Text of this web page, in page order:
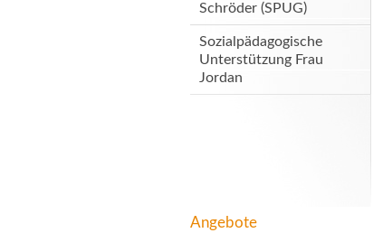
Schröder (SPUG)
Sozialpädagogische
Unterstützung Frau
Jordan
Angebote